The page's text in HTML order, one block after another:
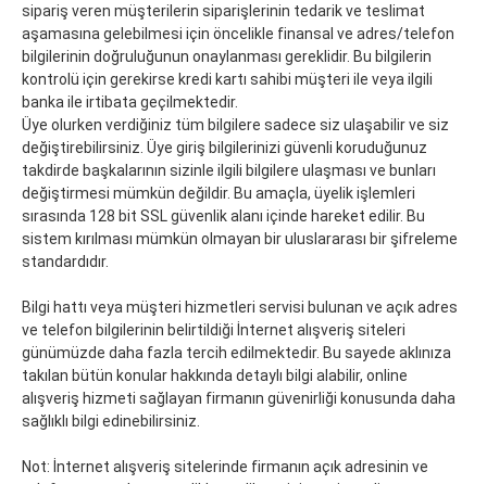
sipariş veren müşterilerin siparişlerinin tedarik ve teslimat
aşamasına gelebilmesi için öncelikle finansal ve adres/telefon
bilgilerinin doğruluğunun onaylanması gereklidir. Bu bilgilerin
kontrolü için gerekirse kredi kartı sahibi müşteri ile veya ilgili
banka ile irtibata geçilmektedir.
Üye olurken verdiğiniz tüm bilgilere sadece siz ulaşabilir ve siz
değiştirebilirsiniz. Üye giriş bilgilerinizi güvenli koruduğunuz
takdirde başkalarının sizinle ilgili bilgilere ulaşması ve bunları
değiştirmesi mümkün değildir. Bu amaçla, üyelik işlemleri
sırasında 128 bit SSL güvenlik alanı içinde hareket edilir. Bu
sistem kırılması mümkün olmayan bir uluslararası bir şifreleme
standardıdır.
Bilgi hattı veya müşteri hizmetleri servisi bulunan ve açık adres
ve telefon bilgilerinin belirtildiği İnternet alışveriş siteleri
günümüzde daha fazla tercih edilmektedir. Bu sayede aklınıza
takılan bütün konular hakkında detaylı bilgi alabilir, online
alışveriş hizmeti sağlayan firmanın güvenirliği konusunda daha
sağlıklı bilgi edinebilirsiniz.
Not: İnternet alışveriş sitelerinde firmanın açık adresinin ve